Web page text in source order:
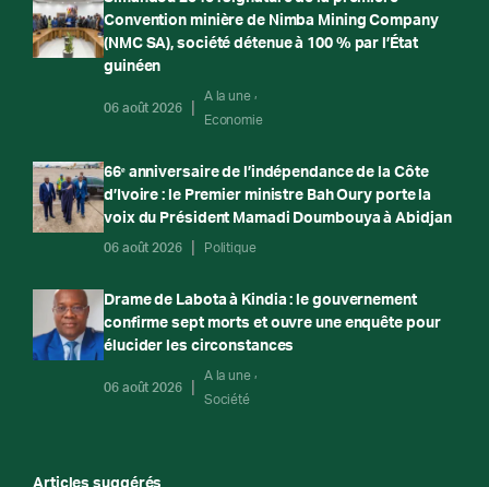
Convention minière de Nimba Mining Company
(NMC SA), société détenue à 100 % par l’État
guinéen
06 août 2026
A la une
Economie
66ᵉ anniversaire de l’indépendance de la Côte
d’Ivoire : le Premier ministre Bah Oury porte la
voix du Président Mamadi Doumbouya à Abidjan
06 août 2026 Politique
Drame de Labota à Kindia : le gouvernement
confirme sept morts et ouvre une enquête pour
élucider les circonstances
06 août 2026
A la une
Société
Articles suggérés